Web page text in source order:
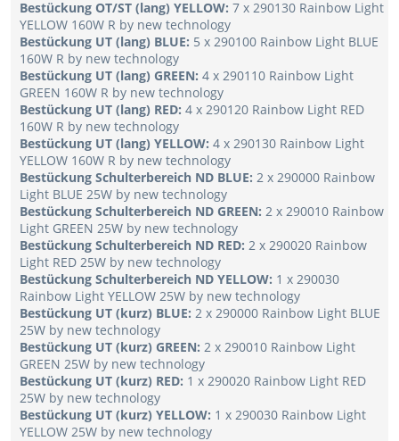
Bestückung OT/ST (lang) YELLOW: 7 x 290130 Rainbow Light
YELLOW 160W R by new technology
Bestückung UT (lang) BLUE: 5 x 290100 Rainbow Light BLUE
160W R by new technology
Bestückung UT (lang) GREEN: 4 x 290110 Rainbow Light
GREEN 160W R by new technology
Bestückung UT (lang) RED: 4 x 290120 Rainbow Light RED
160W R by new technology
Bestückung UT (lang) YELLOW: 4 x 290130 Rainbow Light
YELLOW 160W R by new technology
Bestückung Schulterbereich ND BLUE: 2 x 290000 Rainbow
Light BLUE 25W by new technology
Bestückung Schulterbereich ND GREEN: 2 x 290010 Rainbow
Light GREEN 25W by new technology
Bestückung Schulterbereich ND RED: 2 x 290020 Rainbow
Light RED 25W by new technology
Bestückung Schulterbereich ND YELLOW: 1 x 290030
Rainbow Light YELLOW 25W by new technology
Bestückung UT (kurz) BLUE: 2 x 290000 Rainbow Light BLUE
25W by new technology
Bestückung UT (kurz) GREEN: 2 x 290010 Rainbow Light
GREEN 25W by new technology
Bestückung UT (kurz) RED: 1 x 290020 Rainbow Light RED
25W by new technology
Bestückung UT (kurz) YELLOW: 1 x 290030 Rainbow Light
YELLOW 25W by new technology